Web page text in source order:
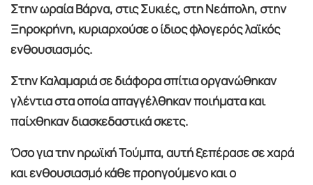
Στην ωραία Βάρνα, στις Συκιές, στη Νεάπολη, στην
Ξηροκρήνη, κυριαρχούσε ο ίδιος φλογερός λαϊκός
ενθουσιασμός.
Στην Καλαμαριά σε διάφορα σπίτια οργανώθηκαν
γλέντια στα οποία απαγγέλθηκαν ποιήματα και
παίχθηκαν διασκεδαστικά σκετς.
Όσο για την ηρωϊκή Τούμπα, αυτή ξεπέρασε σε χαρά
και ενθουσιασμό κάθε προηγούμενο και ο